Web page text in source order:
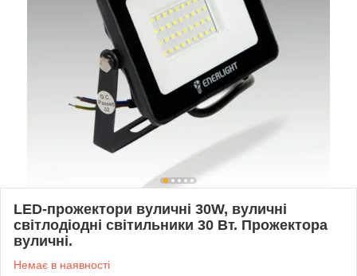
LED-прожектори вуличні 30W, вуличні
світлодіодні світильники 30 Вт. Прожектора
вуличні.
Немає в наявності